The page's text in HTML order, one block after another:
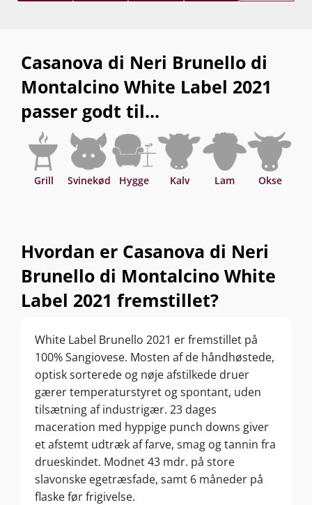
Casanova di Neri Brunello di
Montalcino White Label 2021
passer godt til...
Grill Svinekød Hygge Kalv Lam Okse
Hvordan er Casanova di Neri
Brunello di Montalcino White
Label 2021 fremstillet?
White Label Brunello 2021 er fremstillet på
100% Sangiovese. Mosten af de håndhøstede,
optisk sorterede og nøje afstilkede druer
gærer temperaturstyret og spontant, uden
tilsætning af industrigær. 23 dages
maceration med hyppige punch downs giver
et afstemt udtræk af farve, smag og tannin fra
drueskindet. Modnet 43 mdr. på store
slavonske egetræsfade, samt 6 måneder på
flaske før frigivelse.